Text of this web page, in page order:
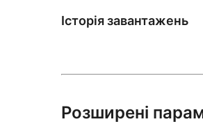
Історія завантажень
Розширені